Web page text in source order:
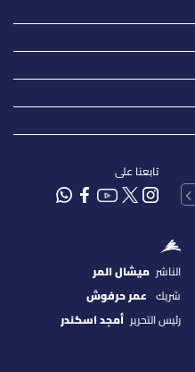
تابعنا على
الناشر ميشال المر
شريك عمر حرفوش
رئيس التحرير أمجد اسكندر